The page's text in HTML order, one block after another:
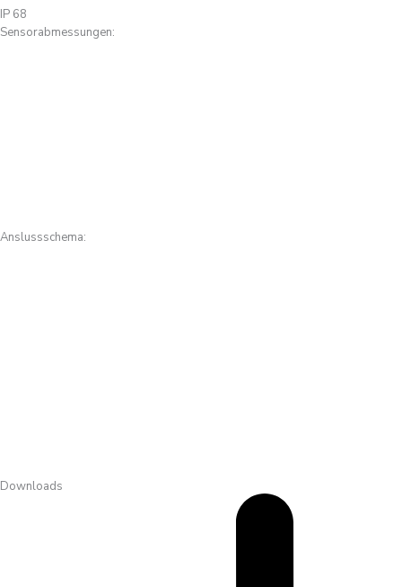
IP 68
Sensorabmessungen:
Anslussschema:
Downloads